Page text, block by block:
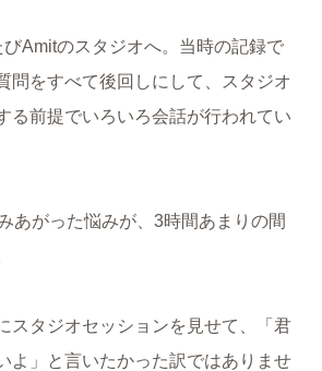
Amitのスタジオへ。当時の記録で
問をすべて後回しにして、スタジオ
る前提でいろいろ会話が行われてい
あがった悩みが、3時間あまりの間
スタジオセッションを見せて、「君
よ」と言いたかった訳ではありませ